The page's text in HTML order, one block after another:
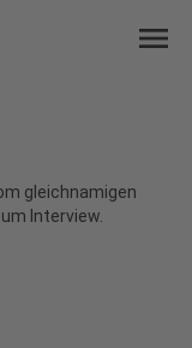
menu
gleichnamigen
Interview.